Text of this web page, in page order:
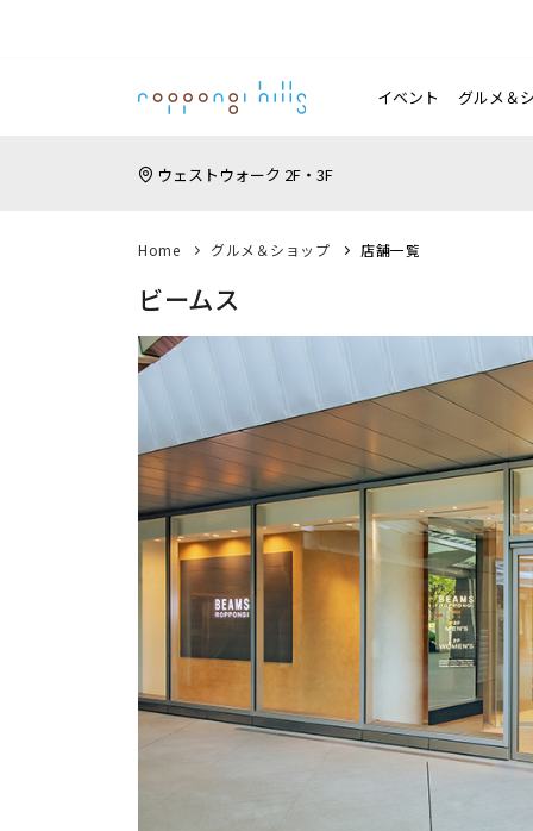
イベント グルメ＆
ウェストウォーク 2F・3F
Home グルメ＆ショップ 店舗一覧
ビームス